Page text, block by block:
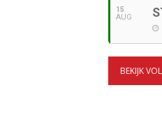
15
AUG
BEKIJK